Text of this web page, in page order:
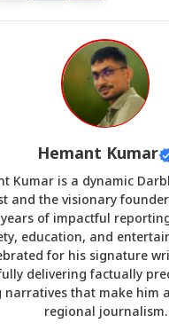
Hemant Kumar
Kumar is a dynamic
and the visionary
of impactful
education, and
for his signature
delivering factually
narratives that make him
regional journalism.